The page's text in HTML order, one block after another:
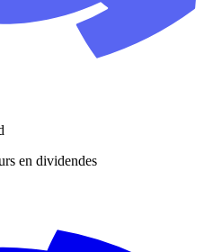
en dividendes